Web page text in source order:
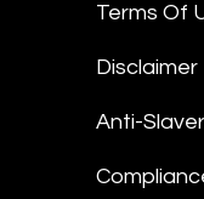
Terms Of
Disclaimer
Anti-